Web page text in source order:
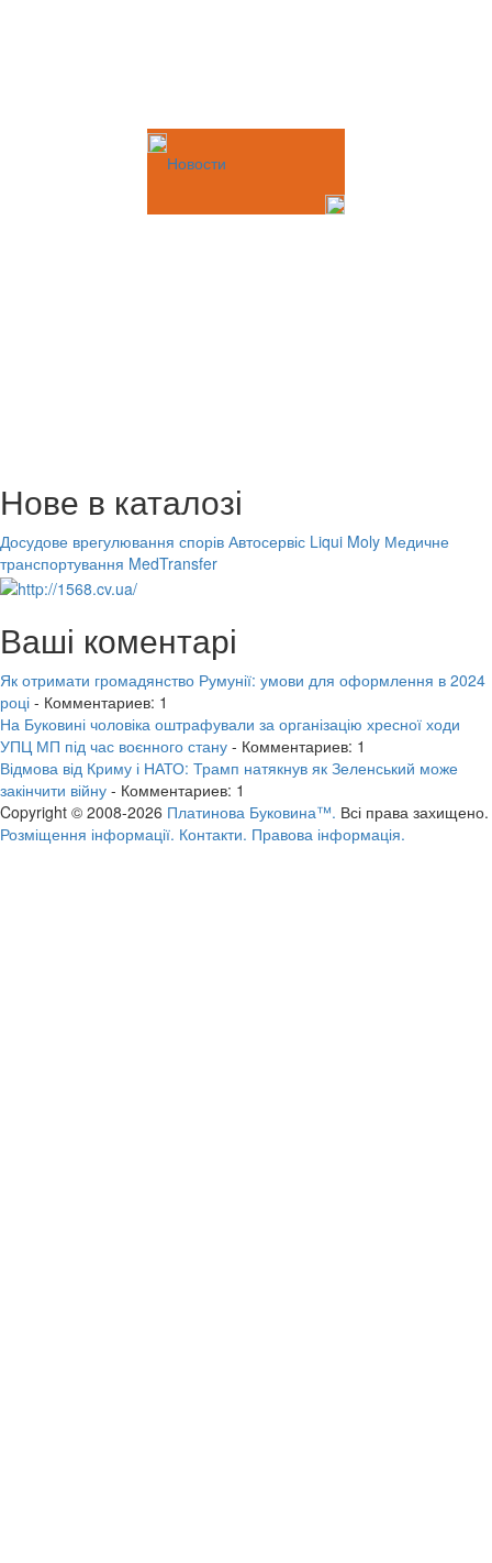
Новости
Нове в каталозі
Досудове врегулювання спорів Автосервіс Liqui Moly Медичне
транспортування MedTransfer
Ваші коментарі
Як отримати громадянство Румунії: умови для оформлення в 2024
році - Комментариев: 1
На Буковині чоловіка оштрафували за організацію хресної ходи
УПЦ МП під час воєнного стану - Комментариев: 1
Відмова від Криму і НАТО: Трамп натякнув як Зеленський може
закінчити війну - Комментариев: 1
Copyright © 2008-2026 Платинова Буковина™. Всі права захищено.
Розміщення інформації. Контакти. Правова інформація.